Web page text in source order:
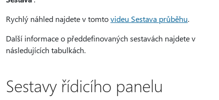
Rychlý náhled najdete v tomtovideu Sestava průběhu.
Další informace o předdefinovaných sestavách najdete v
následujících tabulkách.
Sestavy řídicího panelu